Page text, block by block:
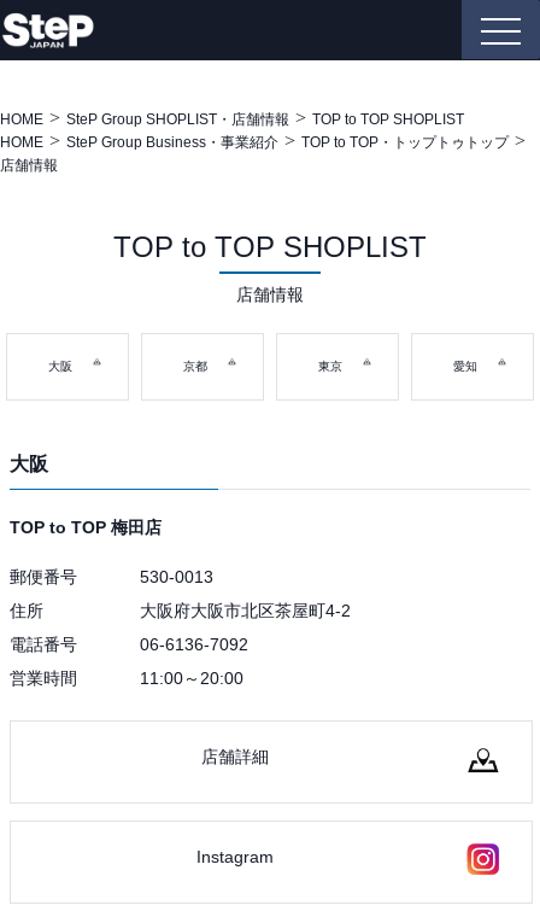
HOME SteP Group SHOPLIST・店舗情報
TOP to TOP SHOPLIST
HOME
SteP Group Business・事業紹介
TOP to TOP・トップトゥトップ
店舗情報
TOP to TOP SHOPLIST
店舗情報
大阪 京都 東京 愛知
大阪
TOP to TOP 梅田店
郵便番号
530-0013
住所
大阪府大阪市北区茶屋町4-2
電話番号
06-6136-7092
営業時間
11:00～20:00
店舗詳細
Instagram